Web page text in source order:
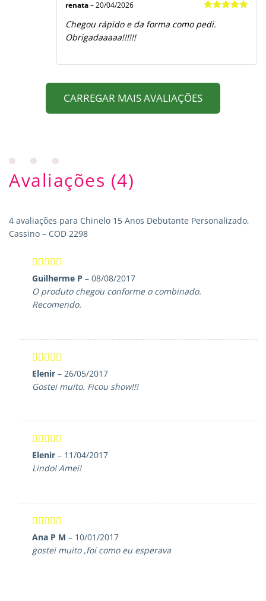
de 5
renata – 20/04/2026
Chegou rápido e da forma como pedi.
Obrigadaaaaa!!!!!!
CARREGAR MAIS AVALIAÇÕES
Avaliações (4)
4 avaliações para Chinelo 15 Anos Debutante Personalizado,
Cassino – COD 2298
Avaliação5
Guilherme P– 08/08/2017
O produto chegou conforme o combinado.
Recomendo.
Avaliação5
Elenir– 26/05/2017
Gostei muito. Ficou show!!!
Avaliação 5
de 5
Elenir– 11/04/2017
Lindo! Amei!
Avaliação
5
Ana P M– 10/01/2017
gostei muito ,foi como eu esperava